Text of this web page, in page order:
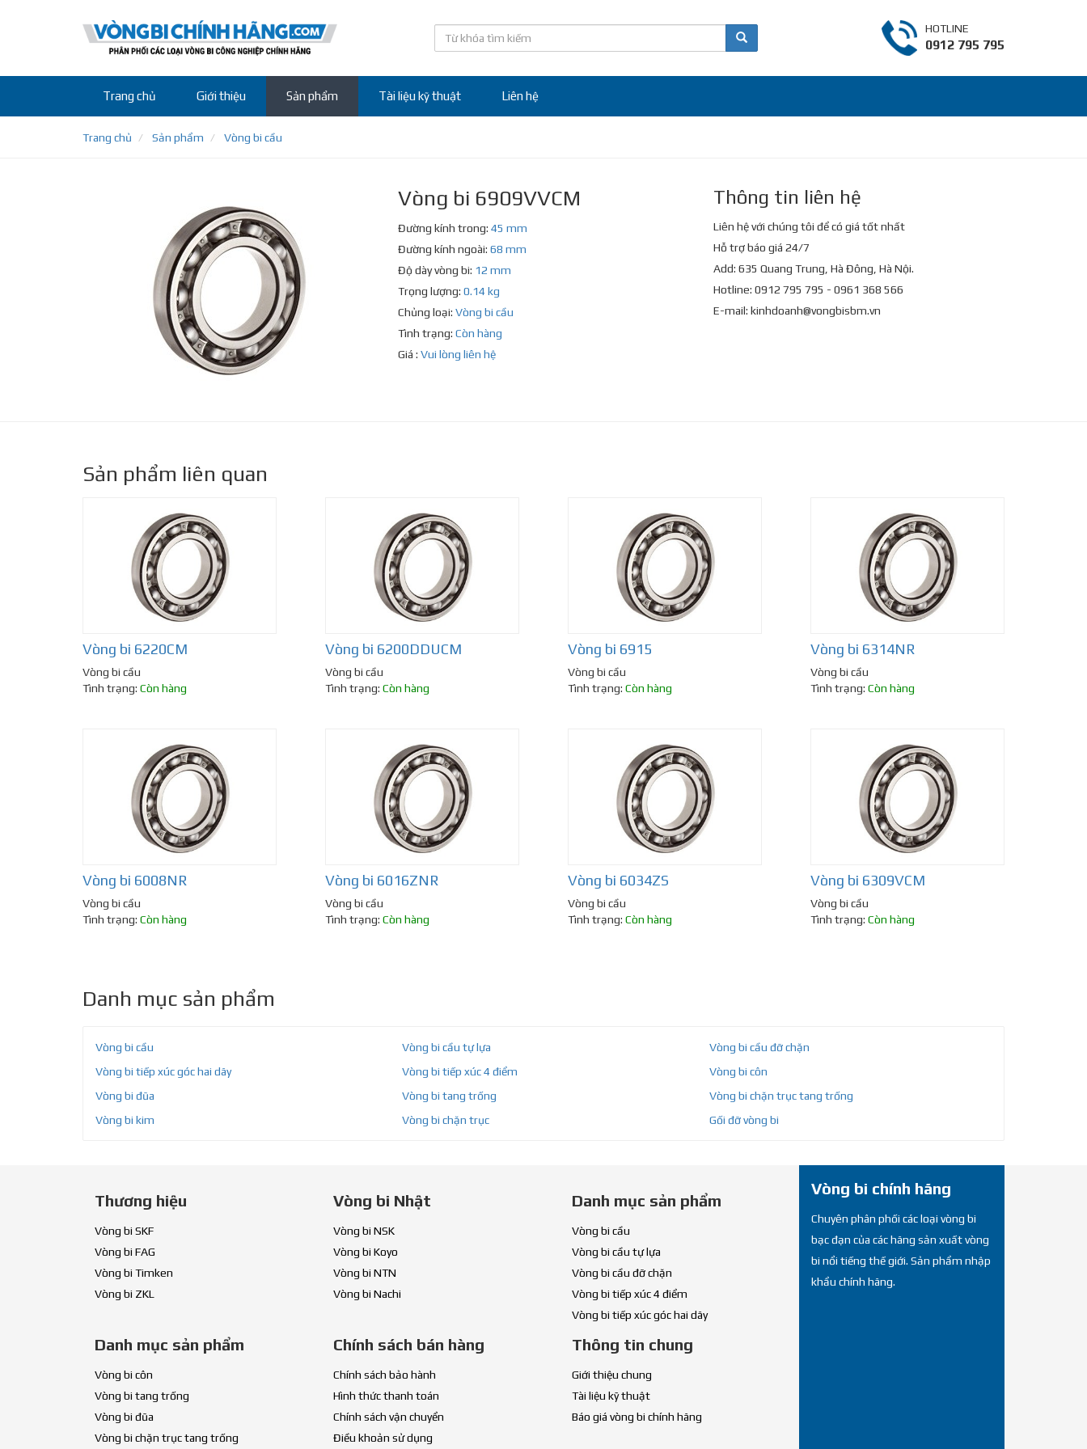
HOTLINE
0912 795 795
Trang chủ Giới thiệu Sản phẩm Tài liệu kỹ thuật Liên hệ
Trang chủ Sản phẩm Vòng bi cầu
Vòng bi 6909VVCM
Đường kính trong: 45 mm
Đường kính ngoài: 68 mm
Độ dày vòng bi: 12 mm
Trọng lượng: 0.14 kg
Chủng loại: Vòng bi cầu
Tình trạng: Còn hàng
Giá : Vui lòng liên hệ
Thông tin liên hệ
Liên hệ với chúng tôi để có giá tốt nhất
Hỗ trợ báo giá 24/7
Add: 635 Quang Trung, Hà Đông, Hà Nội.
Hotline: 0912 795 795 - 0961 368 566
E-mail: kinhdoanh@vongbisbm.vn
Sản phẩm liên quan
Vòng bi 6220CM
Vòng bi cầu
Tình trạng: Còn hàng
Vòng bi 6200DDUCM
Vòng bi cầu
Tình trạng: Còn hàng
Vòng bi 6915
Vòng bi cầu
Tình trạng: Còn hàng
Vòng bi 6314NR
Vòng bi cầu
Tình trạng: Còn hàng
Vòng bi 6008NR
Vòng bi cầu
Tình trạng: Còn hàng
Vòng bi 6016ZNR
Vòng bi cầu
Tình trạng: Còn hàng
Vòng bi 6034ZS
Vòng bi cầu
Tình trạng: Còn hàng
Vòng bi 6309VCM
Vòng bi cầu
Tình trạng: Còn hàng
Danh mục sản phẩm
Vòng bi cầu Vòng bi cầu tự lựa
Vòng bi cầu đỡ chặn
Vòng bi tiếp xúc góc hai dãy
Vòng bi tiếp xúc 4 điểm
Vòng bi côn
Vòng bi đũa
Vòng bi tang trống
Vòng bi chặn trục tang trống
Vòng bi kim
Vòng bi chặn trục Gối đỡ vòng bi
Thương hiệu
Vòng bi SKF
Vòng bi FAG
Vòng bi Timken
Vòng bi ZKL
Vòng bi Nhật
Vòng bi NSK
Vòng bi Koyo
Vòng bi NTN
Vòng bi Nachi
Danh mục sản phẩm
Vòng bi cầu
Vòng bi cầu tự lựa
Vòng bi cầu đỡ chặn
Vòng bi tiếp xúc 4 điểm
Vòng bi tiếp xúc góc hai dãy
Danh mục sản phẩm
Vòng bi côn
Vòng bi tang trống
Vòng bi đũa
Vòng bi chặn trục tang trống
Chính sách bán hàng
Chính sách bảo hành
Hình thức thanh toán
Chính sách vận chuyển
Điều khoản sử dụng
Thông tin chung
Giới thiệu chung
Tài liệu kỹ thuật
Báo giá vòng bi chính hãng
Vòng bi chính hãng
Chuyên phân phối các loại vòng bi
bạc đạn của các hãng sản xuất vòng
bi nổi tiếng thế giới. Sản phẩm nhập
khẩu chính hãng.